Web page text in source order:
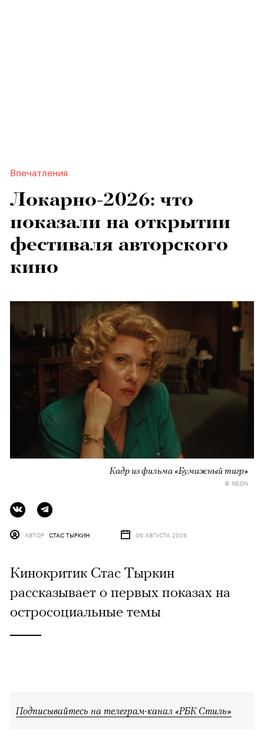
Впечатления
Локарно-2026: что
показали на открытии
фестиваля авторского
кино
Кадр из фильма «Бумажный тигр»
© NEON
АВТОР СТАС ТЫРКИН 06 АВГУСТА 2026
Кинокритик Стас Тыркин
рассказывает о первых показах на
остросоциальные темы
Подписывайтесь на телеграм-канал «РБК Стиль»